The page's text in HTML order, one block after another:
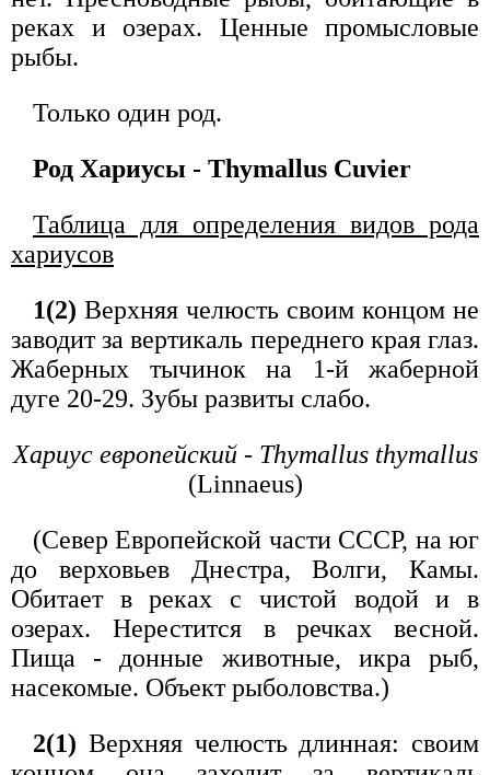
реках и озерах. Ценные промысловые
рыбы.
Только один род.
Род Хариусы - Thymallus Cuvier
Таблица для определения видов рода
хариусов
1(2) Верхняя челюсть своим концом не
заводит за вертикаль переднего края глаз.
Жаберных тычинок на 1-й жаберной
дуге 20-29. Зубы развиты слабо.
Хариус европейский - Thymallus thymallus
(Linnaeus)
(Север Европейской части СССР, на юг
до верховьев Днестра, Волги, Камы.
Обитает в реках с чистой водой и в
озерах. Нерестится в речках весной.
Пища - донные животные, икра рыб,
насекомые. Объект рыболовства.)
2(1) Верхняя челюсть длинная: своим